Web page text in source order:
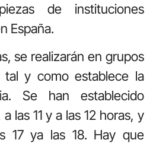
de instituciones
España.
se realizarán en grupos
tal y como establece la
Se han establecido
las 11 y a las 12 horas, y
17 ya las 18. Hay que